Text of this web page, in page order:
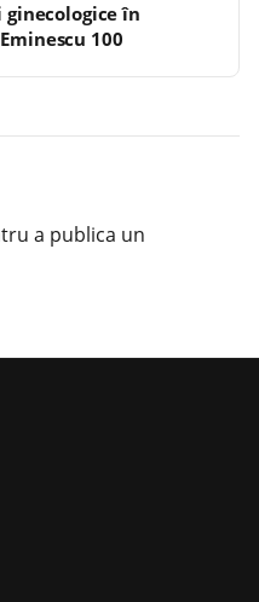
în
100
a publica un